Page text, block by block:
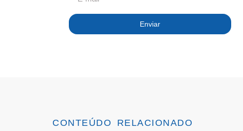
Enviar
CONTEÚDO RELACIONADO